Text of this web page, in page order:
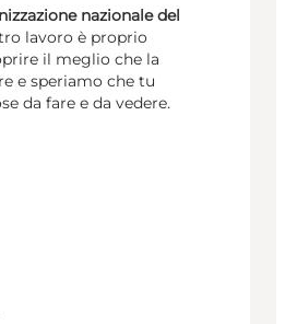
nazionale del
lavoro è proprio
il meglio che la
e speriamo che tu
da fare e da vedere.